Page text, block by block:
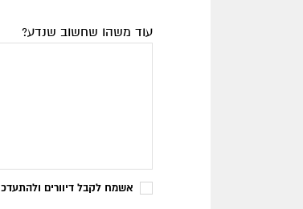
עוד משהו שחשוב שנדע?
אשמח לקבל דיוורים